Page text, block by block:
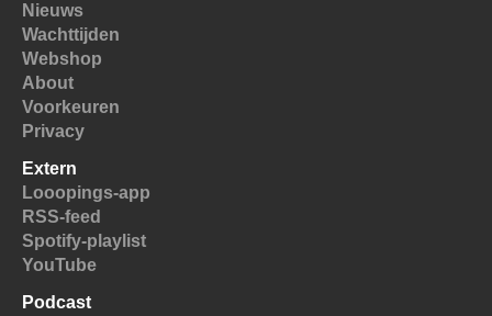
Nieuws
Wachttijden
Webshop
About
Voorkeuren
Privacy
Extern
Looopings-app
RSS-feed
Spotify-playlist
YouTube
Podcast